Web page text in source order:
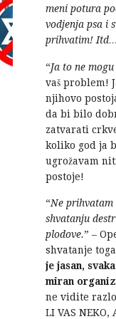
meni potura
vodjenja psa i
prihvatim! Itd…
“Ja to ne
vaš problem!
njihovo
da bi bilo
zatvarati
koliko god ja
ugrožavam
postoje!
“Ne
shvatanju
plodove.” –
shvatanje
je jasan,
miran
ne vidite
LI VAS NEKO,